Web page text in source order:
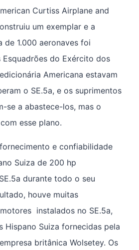
Curtiss Airplane and
um exemplar e a
de 1.000 aeronaves foi
Esquadrões do Exército dos
Americana estavam
o SE.5a, e os suprimentos
se a abastece-los, mas o
esse plano.
e confiabilidade
Suiza de 200 hp
durante todo o seu
houve muitas
instalados no SE.5a,
Hispano Suiza fornecidas pela
britânica Wolsetey. Os